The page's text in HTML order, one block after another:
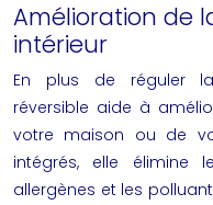
Amélioration de
intérieur
En plus de réguler
réversible aide à
votre maison ou de
intégrés, elle élimine
allergènes et les